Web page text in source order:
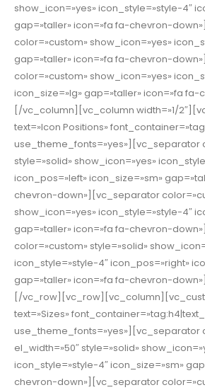
show_icon=»yes» icon_style=»style-4″
gap=»taller» icon=»fa fa-chevron-
color=»custom» show_icon=»yes»
gap=»taller» icon=»fa fa-chevron-
color=»custom» show_icon=»yes»
icon_size=»lg» gap=»taller» icon=»fa fa-
[/vc_column][vc_column width=»1/
text=»Icon Positions»
use_theme_fonts=»yes»][vc_separator
style=»solid» show_icon=»yes»
icon_pos=»left» icon_size=»sm»
chevron-down»][vc_separator
show_icon=»yes» icon_style=»style-4″
gap=»taller» icon=»fa fa-chevron-
color=»custom» style=»solid»
icon_style=»style-4″ icon_pos=»right»
gap=»taller» icon=»fa fa-chevron-
[/
text=»Sizes»
use_theme_fonts=»yes»][vc_separator
el_width=»50″ style=»solid»
icon_style=»style-4″ icon_size=»sm»
chevron-down»][vc_separator